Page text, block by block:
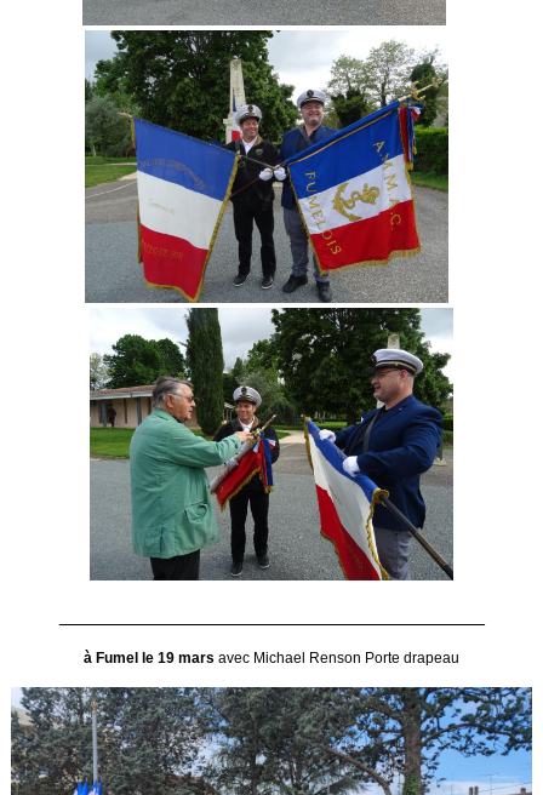
à Fumel le 19 mars avec Michael Renson Porte drapeau